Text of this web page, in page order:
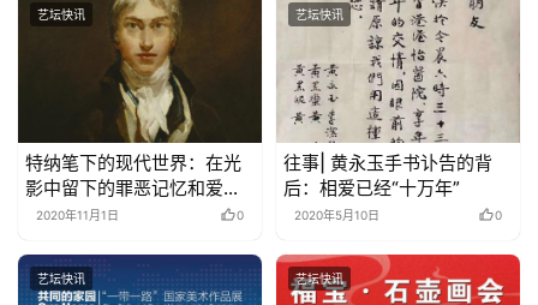
艺坛快讯
特纳笔下的现代世界：在光
影中留下的罪恶记忆和爱国
情怀
2020年11月1日 0
艺坛快讯
往事| 黄永玉手书讣告的背
后：相爱已经“十万年”
2020年5月10日 0
艺坛快讯 艺坛快讯